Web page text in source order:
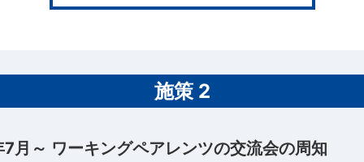
施策 2
月～ ワーキングペアレンツの交流会の周知